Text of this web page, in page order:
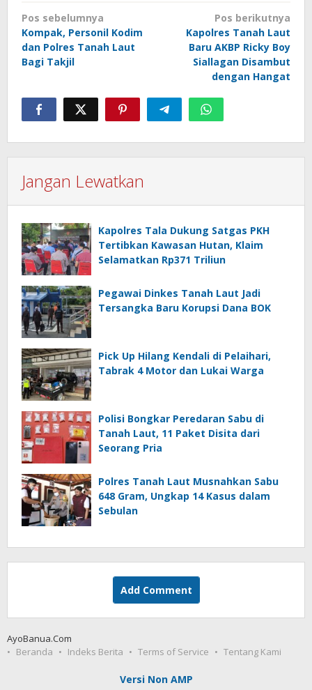
Navigasi
pos
Pos sebelumnya
Kompak, Personil Kodim
dan Polres Tanah Laut
Bagi Takjil
Pos berikutnya
Kapolres Tanah Laut
Baru AKBP Ricky Boy
Siallagan Disambut
dengan Hangat
Jangan Lewatkan
Kapolres Tala Dukung Satgas PKH
Tertibkan Kawasan Hutan, Klaim
Selamatkan Rp371 Triliun
Pegawai Dinkes Tanah Laut Jadi
Tersangka Baru Korupsi Dana BOK
Pick Up Hilang Kendali di Pelaihari,
Tabrak 4 Motor dan Lukai Warga
Polisi Bongkar Peredaran Sabu di
Tanah Laut, 11 Paket Disita dari
Seorang Pria
Polres Tanah Laut Musnahkan Sabu
648 Gram, Ungkap 14 Kasus dalam
Sebulan
Add Comment
AyoBanua.Com
Beranda
Indeks Berita Terms of Service Tentang Kami
Versi Non AMP